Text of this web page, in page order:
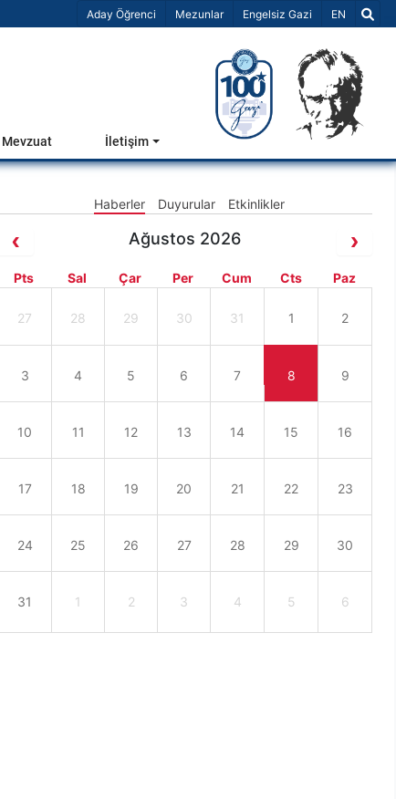
Aday Öğrenci Mezunlar Engelsiz Gazi Dil Seçiniz
EN
Mevzuat İletişim
Haberler Duyurular Etkinlikler
Ağustos 2026
Pts Sal Çar Per Cum Cts Paz
27 28 29 30 31 1 2
3 4 5 6 7 8 9
10 11 12 13 14 15 16
17 18 19 20 21 22 23
24 25 26 27 28 29 30
31 1 2 3 4 5 6